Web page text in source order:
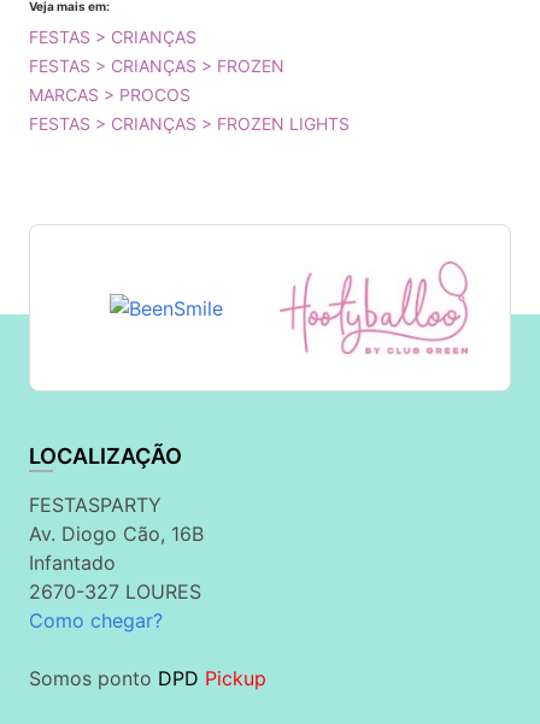
Veja mais em:
FESTAS > CRIANÇAS
FESTAS > CRIANÇAS > FROZEN
MARCAS > PROCOS
FESTAS > CRIANÇAS > FROZEN LIGHTS
LOCALIZAÇÃO
FESTASPARTY
Av. Diogo Cão, 16B
Infantado
2670-327 LOURES
Como chegar?
Somos ponto DPD Pickup